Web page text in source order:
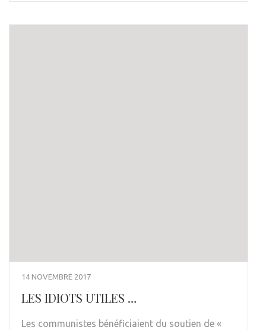
14 NOVEMBRE 2017
LES IDIOTS UTILES …
Les communistes bénéficiaient du soutien de «